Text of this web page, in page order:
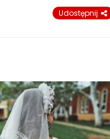
Udostępnij